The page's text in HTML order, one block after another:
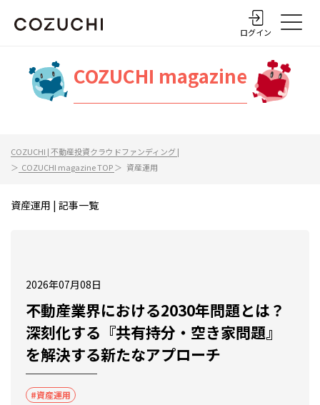
ログイン
COZUCHI magazine
COZUCHI | 不動産投資クラウドファンディング |
＞ COZUCHI magazine TOP＞ 資産運用
資産運用 | 記事一覧
2026年07月08日
不動産業界における2030年問題とは？
深刻化する『共有持分・空き家問題』
を解決する新たなアプローチ
#資産運用